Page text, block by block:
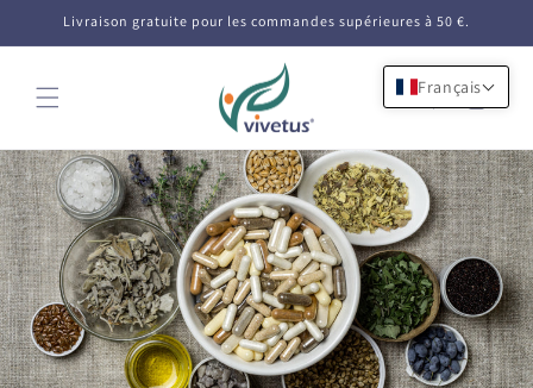
passer
au
Livraison gratuite pour les commandes supérieures à 50 €.
Panier
Français